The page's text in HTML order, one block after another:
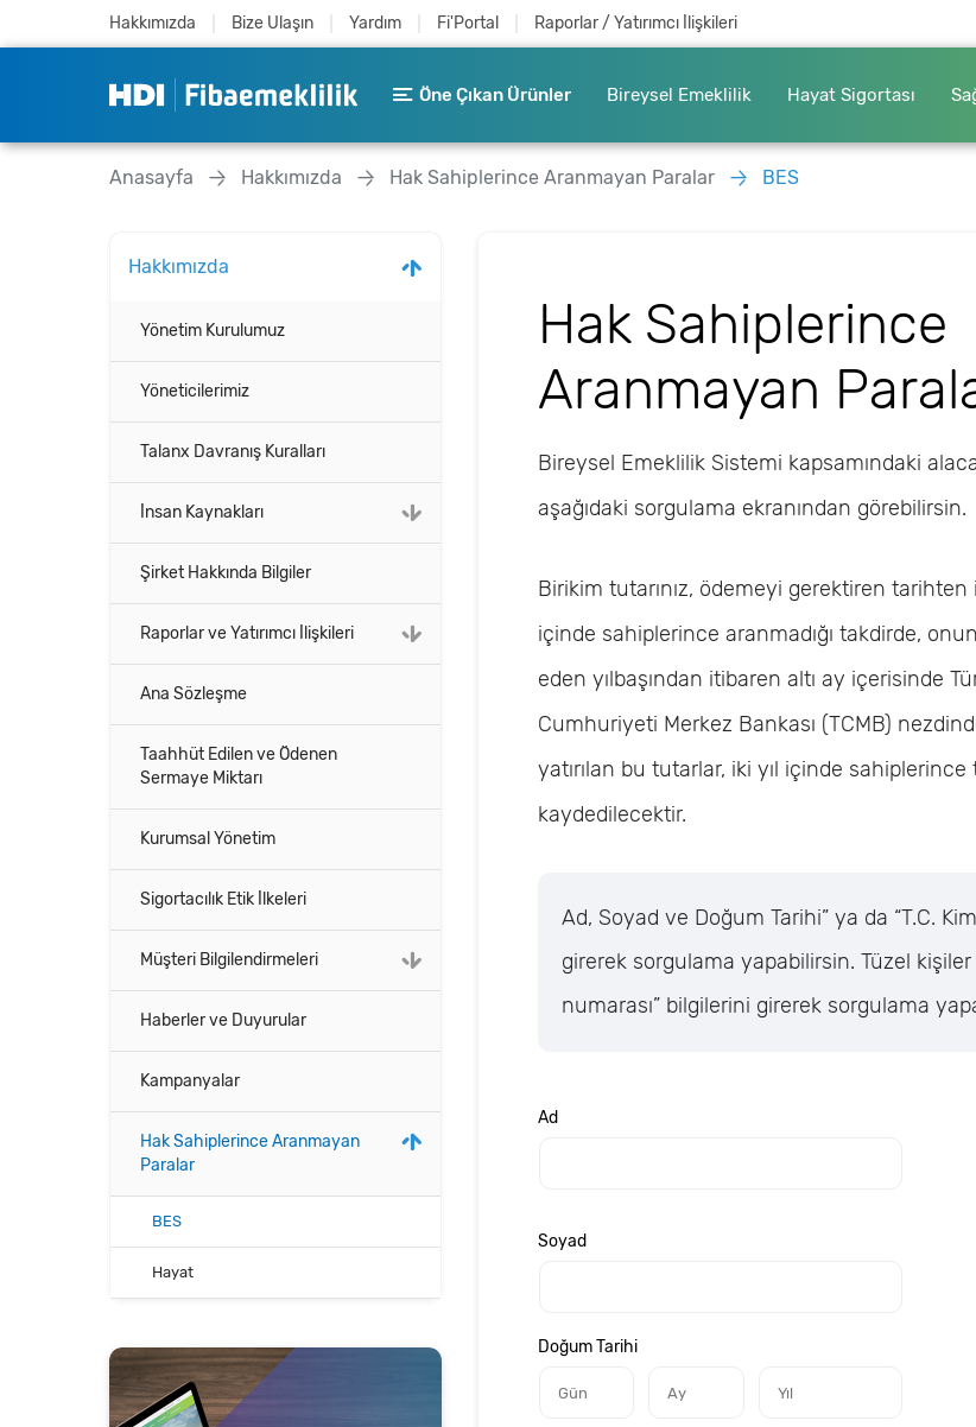
Hakkımızda Bize Ulaşın Yardım Fi'Portal Raporlar / Yatırımcı İlişkileri
Öne Çıkan Ürünler Bireysel Emeklilik Hayat Sigortası
Anasayfa Hakkımızda Hak Sahiplerince Aranmayan Paralar BES
Hakkımızda
Yönetim Kurulumuz
Yöneticilerimiz
Talanx Davranış Kuralları
İnsan Kaynakları
Şirket Hakkında Bilgiler
Raporlar ve Yatırımcı İlişkileri
Ana Sözleşme
Taahhüt Edilen ve Ödenen
Sermaye Miktarı
Kurumsal Yönetim
Sigortacılık Etik İlkeleri
Müşteri Bilgilendirmeleri
Haberler ve Duyurular
Kampanyalar
Hak Sahiplerince Aranmayan
Paralar
BES
Hayat
Hak Sahiplerince
Aranmayan
Bireysel Emeklilik Sistemi kapsamındaki
aşağıdaki sorgulama ekranından görebilirsin.
Birikim tutarınız, ödemeyi gerektiren tarihten
içinde sahiplerince aranmadığı takdirde,
eden yılbaşından itibaren altı ay içerisinde
Cumhuriyeti Merkez Bankası (TCMB)
yatırılan bu tutarlar, iki yıl içinde
kaydedilecektir.
Ad, Soyad ve Doğum Tarihi” ya da “T.C.
girerek sorgulama yapabilirsin. Tüzel
numarası” bilgilerini girerek sorgulama
Ad
Soyad
Doğum Tarihi